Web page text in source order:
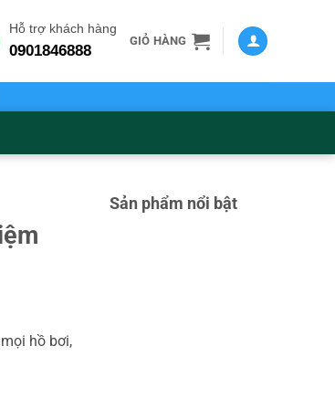
Hỗ trợ khách hàng
0901846888
GIỎ HÀNG
hồ bơi,
Sản phẩm nổi bật